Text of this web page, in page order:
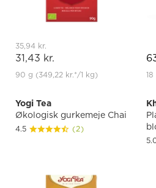
35,94 kr.
31,43 kr.
90 g (349,22 kr.*/1 kg) 18
Yogi Tea
Økologisk gurkemeje Chai
4.5 (2)